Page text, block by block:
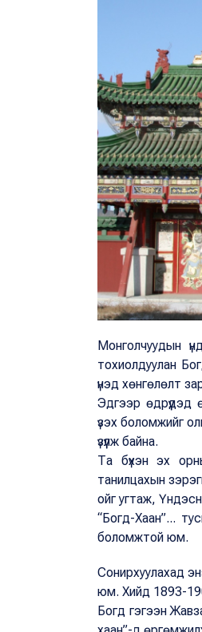
Монголчуудын
тохиолдуулан
үнэд хөнгөлөлт
Эдгээр өдрүүдэд
үзэх боломжийг
үзүүлж байна.
Та бүхэн эх
танилцахын
ойг угтаж,
“Богд-Хаан”...
боломжтой юм.
Сонирхуулахад
юм. Хийд 1893-
Богд гэгээн